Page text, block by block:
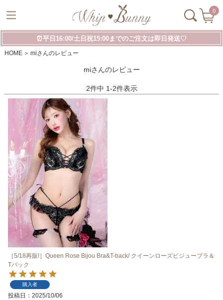
0
⏰平日16:00/土日祝15:00までのご注文は即日発送♡
HOME miさんのレビュー
miさんのレビュー
2件中 1-2件表示
［5/18再販!］Queen Rose Bijou Bra&T-back/ クイーンローズビジューブラ＆
Tバック
購入者
投稿日 2025/10/06